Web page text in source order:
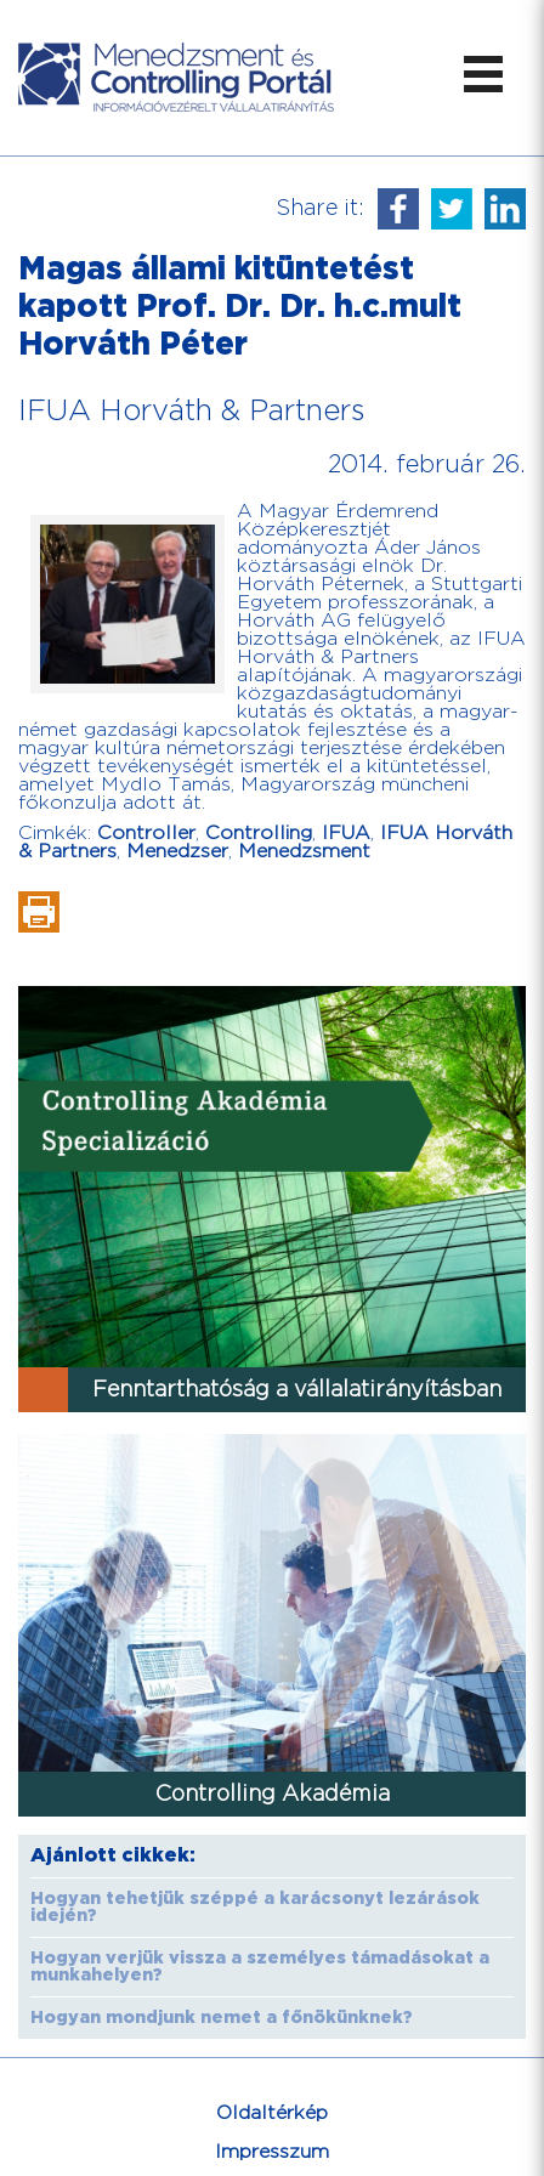
Share it:
Magas állami kitüntetést
kapott Prof. Dr. Dr. h.c.mult
Horváth Péter
IFUA Horváth & Partners
2014. február 26.
A Magyar Érdemrend
Középkeresztjét
adományozta Áder János
köztársasági elnök Dr.
Horváth Péternek, a Stuttgarti
Egyetem professzorának, a
Horváth AG felügyelő
bizottsága elnökének, az IFUA
Horváth & Partners
alapítójának. A magyarországi
közgazdaságtudományi
kutatás és oktatás, a magyar-
német gazdasági kapcsolatok fejlesztése és a
magyar kultúra németországi terjesztése érdekében
végzett tevékenységét ismerték el a kitüntetéssel,
amelyet Mydlo Tamás, Magyarország müncheni
főkonzulja adott át.
Cimkék: Controller, Controlling, IFUA,
IFUA Horváth
& Partners, Menedzser, Menedzsment
Fenntarthatóság a vállalatirányításban
Controlling Akadémia
Ajánlott cikkek:
Hogyan tehetjük széppé a karácsonyt lezárások
idején?
Hogyan verjük vissza a személyes támadásokat a
munkahelyen?
Hogyan mondjunk nemet a főnökünknek?
Oldaltérkép
Impresszum